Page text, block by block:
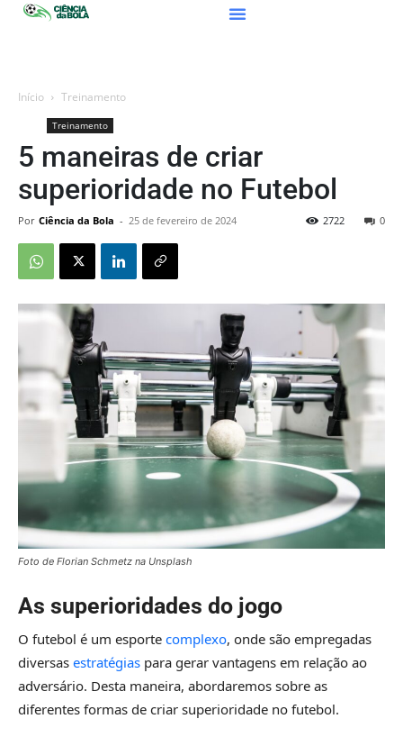
Início Treinamento
Treinamento
5 maneiras de criar
superioridade no Futebol
Por Ciência da Bola - 25 de fevereiro de 2024 0
2722
Foto de Florian Schmetz na Unsplash
As superioridades do jogo
O futebol é um esporte complexo, onde são empregadas
diversas estratégias para gerar vantagens em relação ao
adversário. Desta maneira, abordaremos sobre as
diferentes formas de criar superioridade no futebol.